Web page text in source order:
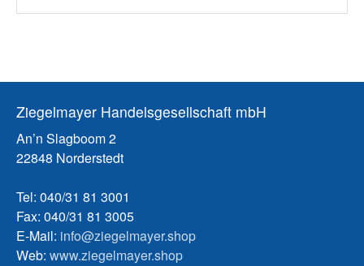
Ziegelmayer Handelsgesellschaft mbH
An’n Slagboom 2
22848 Norderstedt
Tel: 040/31 81 3001
Fax: 040/31 81 3005
E-Mail: info@ziegelmayer.shop
Web: www.ziegelmayer.shop